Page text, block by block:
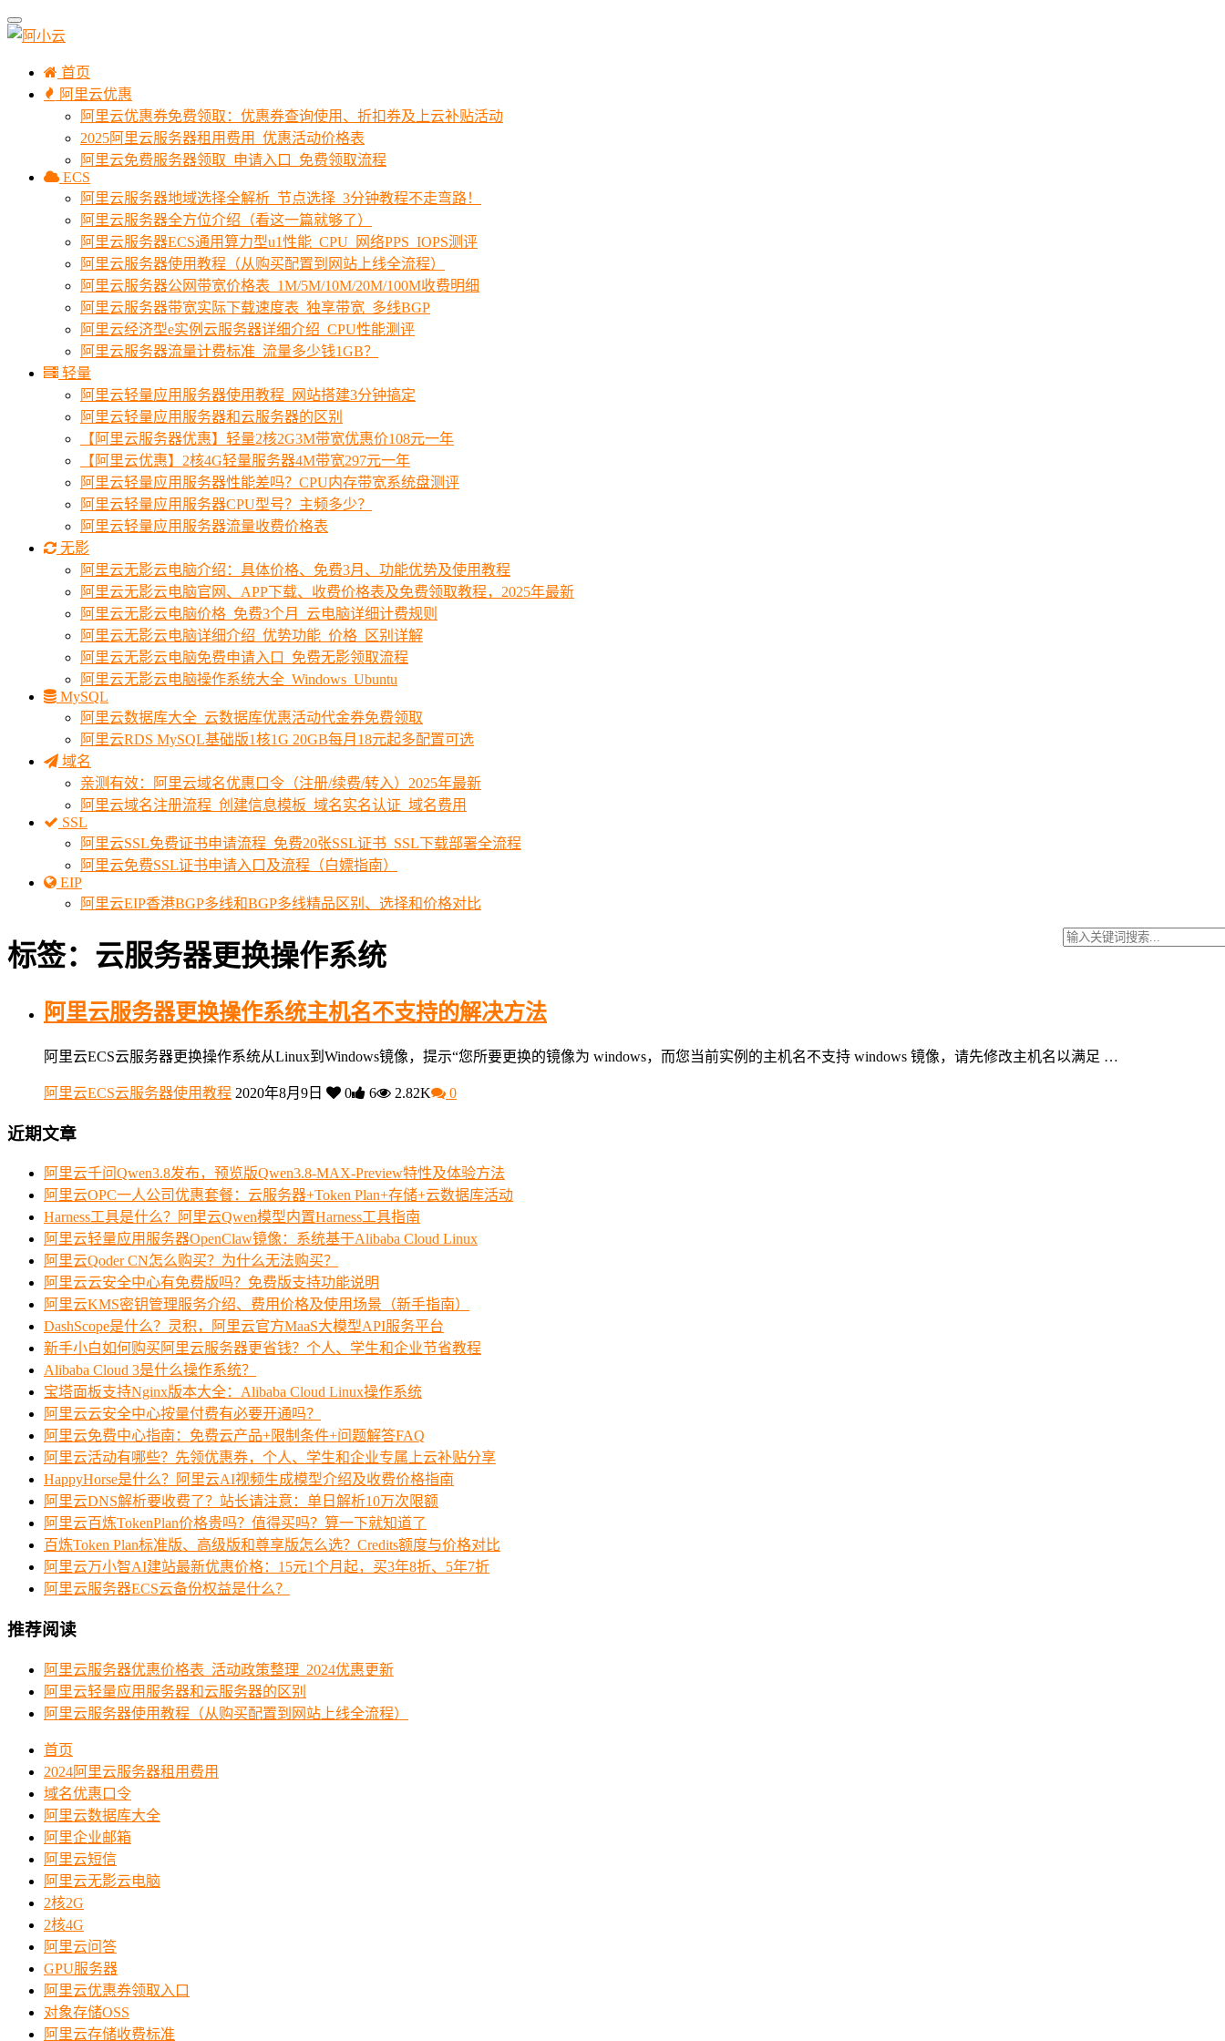
首页
阿里云优惠
阿里云优惠券免费领取：优惠券查询使用、折扣券及上云补贴活动
2025阿里云服务器租用费用_优惠活动价格表
阿里云免费服务器领取_申请入口_免费领取流程
ECS
阿里云服务器地域选择全解析_节点选择_3分钟教程不走弯路！
阿里云服务器全方位介绍（看这一篇就够了）
阿里云服务器ECS通用算力型u1性能_CPU_网络PPS_IOPS测评
阿里云服务器使用教程（从购买配置到网站上线全流程）
阿里云服务器公网带宽价格表_1M/5M/10M/20M/100M收费明细
阿里云服务器带宽实际下载速度表_独享带宽_多线BGP
阿里云经济型e实例云服务器详细介绍_CPU性能测评
阿里云服务器流量计费标准_流量多少钱1GB？
轻量
阿里云轻量应用服务器使用教程_网站搭建3分钟搞定
阿里云轻量应用服务器和云服务器的区别
【阿里云服务器优惠】轻量2核2G3M带宽优惠价108元一年
【阿里云优惠】2核4G轻量服务器4M带宽297元一年
阿里云轻量应用服务器性能差吗？CPU内存带宽系统盘测评
阿里云轻量应用服务器CPU型号？主频多少？
阿里云轻量应用服务器流量收费价格表
无影
阿里云无影云电脑介绍：具体价格、免费3月、功能优势及使用教程
阿里云无影云电脑官网、APP下载、收费价格表及免费领取教程，2025年最新
阿里云无影云电脑价格_免费3个月_云电脑详细计费规则
阿里云无影云电脑详细介绍_优势功能_价格_区别详解
阿里云无影云电脑免费申请入口_免费无影领取流程
阿里云无影云电脑操作系统大全_Windows_Ubuntu
MySQL
阿里云数据库大全_云数据库优惠活动代金券免费领取
阿里云RDS MySQL基础版1核1G 20GB每月18元起多配置可选
域名
亲测有效：阿里云域名优惠口令（注册/续费/转入）2025年最新
阿里云域名注册流程_创建信息模板_域名实名认证_域名费用
SSL
阿里云SSL免费证书申请流程_免费20张SSL证书_SSL下载部署全流程
阿里云免费SSL证书申请入口及流程（白嫖指南）
EIP
阿里云EIP香港BGP多线和BGP多线精品区别、选择和价格对比
标签：云服务器更换操作系统
阿里云服务器更换操作系统主机名不支持的解决方法
阿里云ECS云服务器更换操作系统从Linux到Windows镜像，提示“您所要更换的镜像为 windows，而您当前实例的主机名不支持 windows 镜像，请先修改主机名以满足 …
阿里云ECS云服务器使用教程 2020年8月9日 0 6 2.82K 0
近期文章
阿里云千问Qwen3.8发布，预览版Qwen3.8-MAX-Preview特性及体验方法
阿里云OPC一人公司优惠套餐：云服务器+Token Plan+存储+云数据库活动
Harness工具是什么？阿里云Qwen模型内置Harness工具指南
阿里云轻量应用服务器OpenClaw镜像：系统基于Alibaba Cloud Linux
阿里云Qoder CN怎么购买？为什么无法购买？
阿里云云安全中心有免费版吗？免费版支持功能说明
阿里云KMS密钥管理服务介绍、费用价格及使用场景（新手指南）
DashScope是什么？灵积，阿里云官方MaaS大模型API服务平台
新手小白如何购买阿里云服务器更省钱？个人、学生和企业节省教程
Alibaba Cloud 3是什么操作系统？
宝塔面板支持Nginx版本大全：Alibaba Cloud Linux操作系统
阿里云云安全中心按量付费有必要开通吗？
阿里云免费中心指南：免费云产品+限制条件+问题解答FAQ
阿里云活动有哪些？先领优惠券，个人、学生和企业专属上云补贴分享
HappyHorse是什么？阿里云AI视频生成模型介绍及收费价格指南
阿里云DNS解析要收费了？站长请注意：单日解析10万次限额
阿里云百炼TokenPlan价格贵吗？值得买吗？算一下就知道了
百炼Token Plan标准版、高级版和尊享版怎么选？Credits额度与价格对比
阿里云万小智AI建站最新优惠价格：15元1个月起，买3年8折、5年7折
阿里云服务器ECS云备份权益是什么？
推荐阅读
阿里云服务器优惠价格表_活动政策整理_2024优惠更新
阿里云轻量应用服务器和云服务器的区别
阿里云服务器使用教程（从购买配置到网站上线全流程）
首页
2024阿里云服务器租用费用
域名优惠口令
阿里云数据库大全
阿里企业邮箱
阿里云短信
阿里云无影云电脑
2核2G
2核4G
阿里云问答
GPU服务器
阿里云优惠券领取入口
对象存储OSS
阿里云存储收费标准